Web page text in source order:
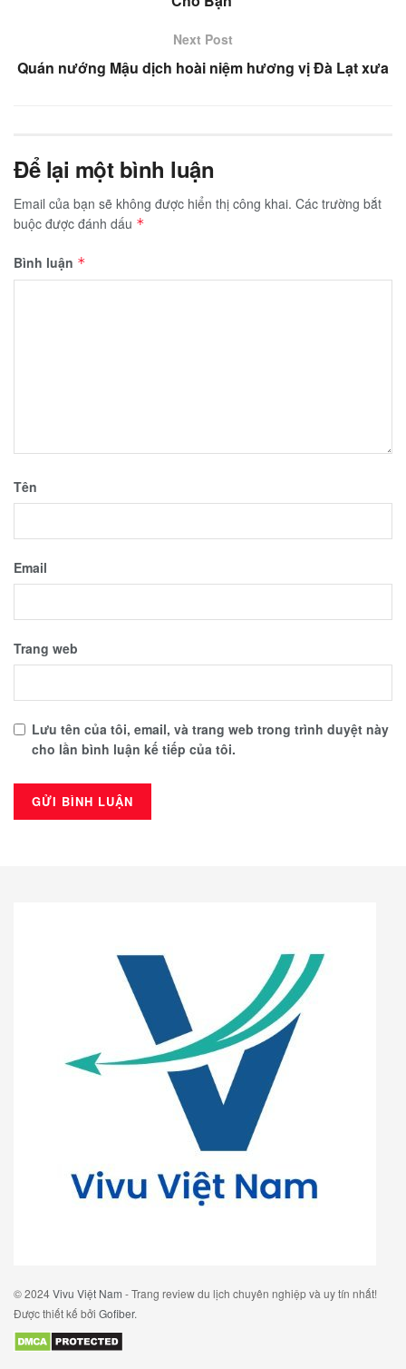
Next Post
Quán nướng Mậu dịch hoài niệm hương vị Đà Lạt xưa
Để lại một bình luận
Email của bạn sẽ không được hiển thị công khai. Các trường bắt
buộc được đánh dấu *
Bình luận *
Tên
Email
Trang web
Lưu tên của tôi, email, và trang web trong trình duyệt này
cho lần bình luận kế tiếp của tôi.
© 2024Vivu Việt Nam - Trang review du lịch chuyên nghiệp và uy tín nhất!
Được thiết kế bởi Gofiber.